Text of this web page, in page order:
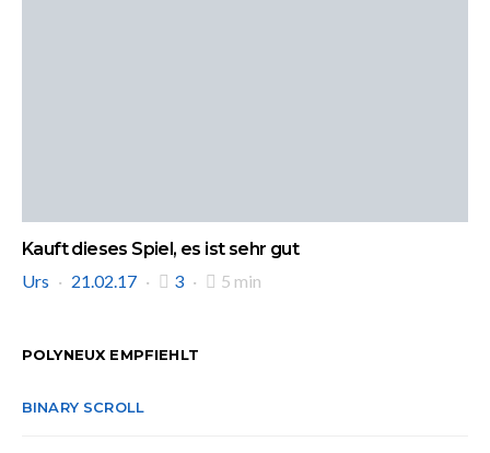
Kauft dieses Spiel, es ist sehr gut
Urs
21.02.17 3 5 min
POLYNEUX EMPFIEHLT
BINARY SCROLL